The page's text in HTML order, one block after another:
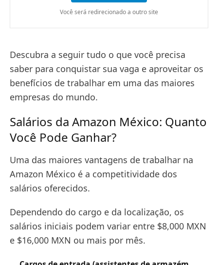
Você será redirecionado a outro site
Descubra a seguir tudo o que você precisa
saber para conquistar sua vaga e aproveitar os
benefícios de trabalhar em uma das maiores
empresas do mundo.
Salários da Amazon México: Quanto
Você Pode Ganhar?
Uma das maiores vantagens de trabalhar na
Amazon México é a competitividade dos
salários oferecidos.
Dependendo do cargo e da localização, os
salários iniciais podem variar entre $8,000 MXN
e $16,000 MXN ou mais por mês.